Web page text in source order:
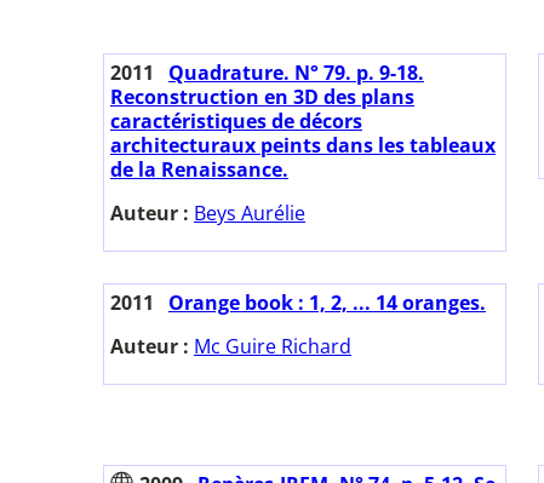
2011
Quadrature. N° 79. p. 9-18.
Reconstruction en 3D des plans
caractéristiques de décors
architecturaux peints dans les tableaux
de la Renaissance.
Auteur : Beys Aurélie
2011
Orange book : 1, 2, ... 14 oranges.
Auteur : Mc Guire Richard